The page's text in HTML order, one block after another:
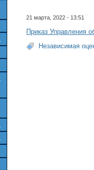
21 марта, 2022 - 13:51
Приказ Управления
Независимая